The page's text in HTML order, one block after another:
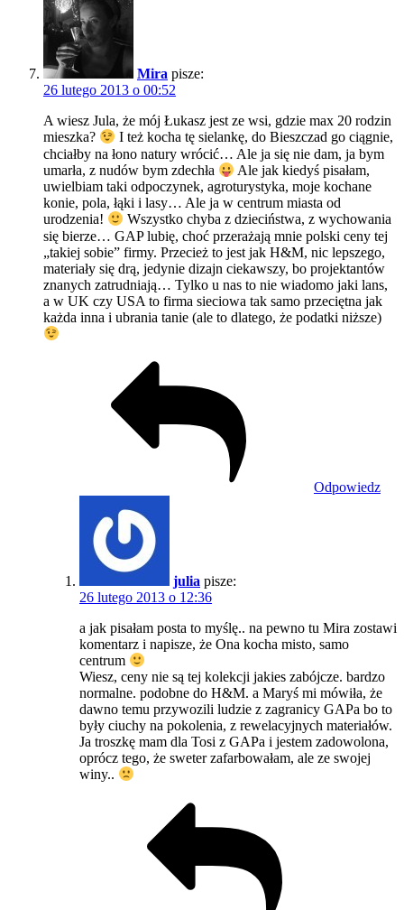
Mira pisze:
26 lutego 2013 o 00:52
A wiesz Jula, że mój Łukasz jest ze wsi, gdzie max 20 rodzin
mieszka?
I też kocha tę sielankę, do Bieszczad go ciągnie,
chciałby na łono natury wrócić… Ale ja się nie dam, ja bym
umarła, z nudów bym zdechła
Ale jak kiedyś pisałam,
uwielbiam taki odpoczynek, agroturystyka, moje kochane
konie, pola, łąki i lasy… Ale ja w centrum miasta od
urodzenia!
Wszystko chyba z dzieciństwa, z wychowania
się bierze… GAP lubię, choć przerażają mnie polski ceny tej
„takiej sobie” firmy. Przecież to jest jak H&M, nic lepszego,
materiały się drą, jedynie dizajn ciekawszy, bo projektantów
znanych zatrudniają… Tylko u nas to nie wiadomo jaki lans,
a w UK czy USA to firma sieciowa tak samo przeciętna jak
każda inna i ubrania tanie (ale to dlatego, że podatki niższe)
Odpowiedz
julia pisze:
26 lutego 2013 o 12:36
a jak pisałam posta to myślę.. na pewno tu Mira zostawi
komentarz i napisze, że Ona kocha misto, samo
centrum
Wiesz, ceny nie są tej kolekcji jakies zabójcze. bardzo
normalne. podobne do H&M. a Maryś mi mówiła, że
dawno temu przywozili ludzie z zagranicy GAPa bo to
były ciuchy na pokolenia, z rewelacyjnych materiałów.
Ja troszkę mam dla Tosi z GAPa i jestem zadowolona,
oprócz tego, że sweter zafarbowałam, ale ze swojej
winy..